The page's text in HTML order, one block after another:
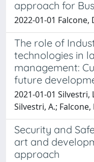
approach for
2022-01-01 Falcone,
The role of
technologies in
management:
future
2021-01-01 Silvestri,
Silvestri, A.; Falcone,
Security and
art and
approach